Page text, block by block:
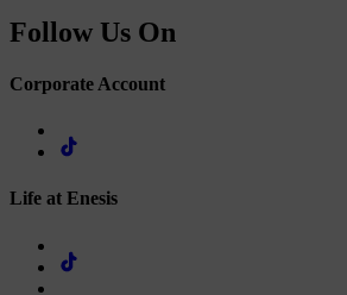
Follow Us On
Corporate Account
Life at Enesis